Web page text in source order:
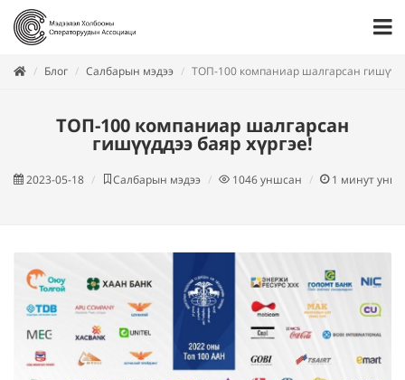
Блог Салбарын мэдээ ТОП-100 компаниар шалгарсан
ТОП-100 компаниар шалгарсан
гишүүддээ баяр хүргэе!
2023-05-18 Салбарын мэдээ 1046уншсан 1 минут